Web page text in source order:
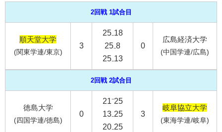
2回戦 1試合目
順天堂大学
(関東学連/東京)
3
25₋18
25₋8
25₋13
0
広島経済大学
(中国学連/広島)
2回戦 2試合目
徳島大学
(四国学連/徳島)
0
21⁻25
13₋25
20₋25
3
岐阜協立大学
(東海学連/岐阜)